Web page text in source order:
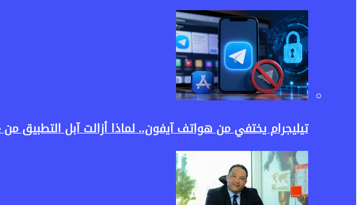
تيليجرام يختفي من هواتف آيفون.. لماذا أزالت آبل التطبيق من App Store؟